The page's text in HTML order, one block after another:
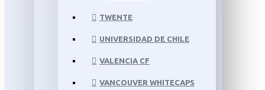
TWENTE
UNIVERSIDAD DE CHILE
VALENCIA CF
VANCOUVER WHITECAPS